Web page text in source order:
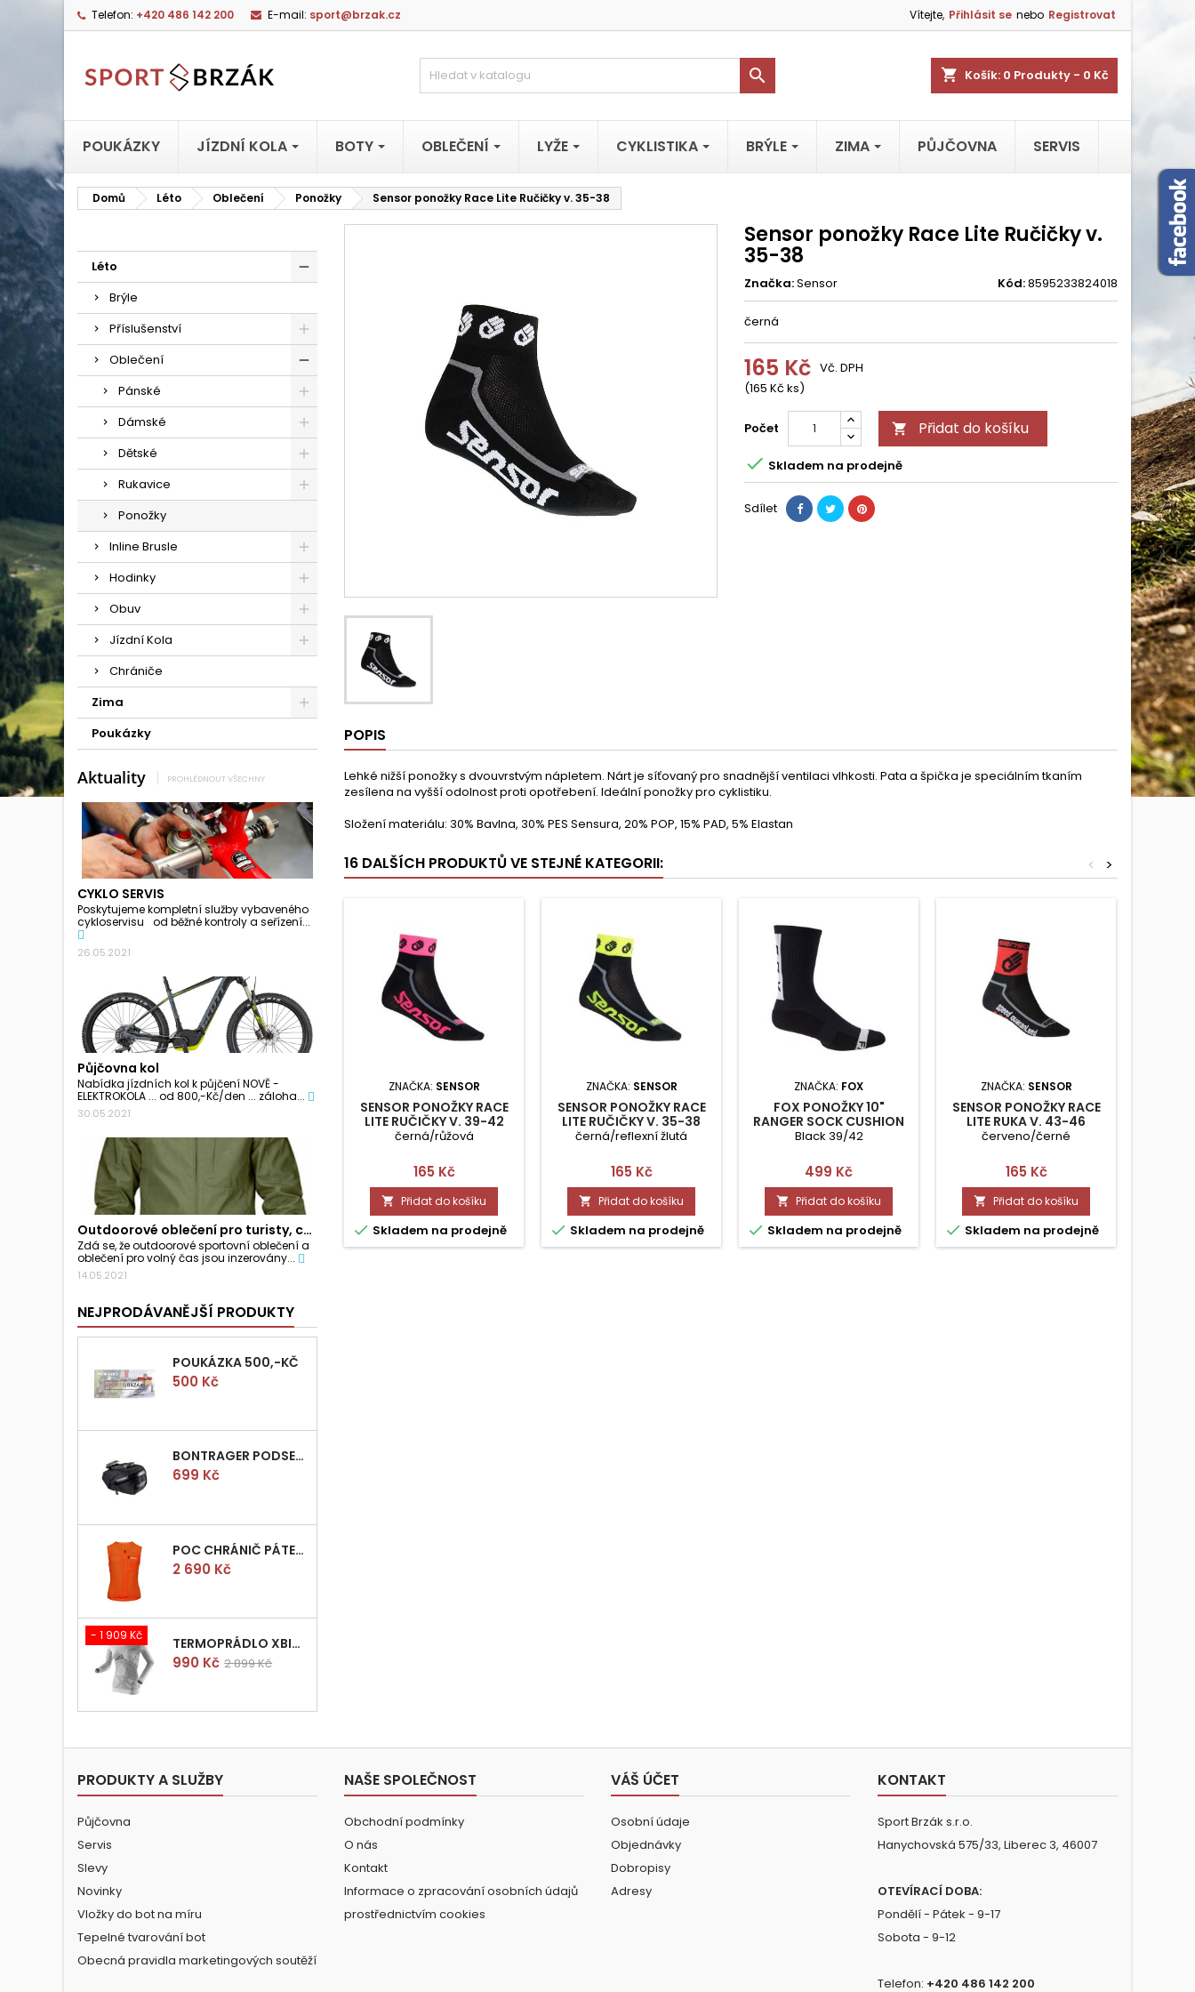
Telefon: +420 486 142 200 E-mail: sport@brzak.cz Vítejte, Přihlásit se nebo Registrovat
shopping_cart Košík: 0 Produkty - 0 Kč

POUKÁZKY JÍZDNÍ KOLA BOTY OBLEČENÍ LYŽE CYKLISTIKA BRÝLE ZIMA PŮJČOVNA SERVIS
Domů Léto Oblečení Ponožky Sensor ponožky Race Lite Ručičky v. 35-38
Léto
Brýle
Příslušenství
Oblečení
Pánské
Dámské
Dětské
Rukavice
Ponožky
Inline Brusle
Hodinky
Obuv
Jízdní Kola
Chrániče
Zima
Poukázky
Aktuality PROHLÉDNOUT VŠECHNY
CYKLO SERVIS
Poskytujeme kompletní služby vybaveného
cykloservisu od běžné kontroly a seřízení...
26.05.2021
Půjčovna kol
Nabídka jízdních kol k půjčení NOVĚ -
ELEKTROKOLA ... od 800,-Kč/den ... záloha...
30.05.2021
Outdoorové oblečení pro turisty, cyklisty a...
Zdá se, že outdoorové sportovní oblečení a
oblečení pro volný čas jsou inzerovány...
14.05.2021
NEJPRODÁVANĚJŠÍ PRODUKTY
POUKÁZKA 500,-KČ
Cena
500 Kč
BONTRAGER PODSEDLOVÁ BRAŠNIČKA PRO QUICK S
Cena
699 Kč
POC CHRÁNIČ PÁTEŘE POCITO VPD AIR VEST VEL.M
Cena
2 690 Kč
- 1 909 Kč TERMOPRÁDLO XBIONIC RADIACTOR WOMAN SHIRT LONGS L/XL
Cena
990 Kč Běžná
2 899 Kč
Sensor ponožky Race Lite Ručičky v.
35-38
Značka:Sensor Kód:8595233824018
černá
165 Kč
(165 Kč ks)
Vč. DPH
Počet  Přidat do košíku
 Skladem na prodejně
Sdílet
POPIS
Lehké nižší ponožky s dvouvrstvým nápletem. Nárt je síťovaný pro snadnější ventilaci vlhkosti. Pata a špička je speciálním tkaním
zesílena na vyšší odolnost proti opotřebení. Ideální ponožky pro cyklistiku.
Složení materiálu: 30% Bavlna, 30% PES Sensura, 20% POP, 15% PAD, 5% Elastan
16 DALŠÍCH PRODUKTŮ VE STEJNÉ KATEGORII: >
<
ZNAČKA: SENSOR
SENSOR PONOŽKY RACE
LITE RUČIČKY V. 39-42
černá/růžová
Cena
165 Kč
 Přidat do košíku
 Skladem na prodejně
ZNAČKA: SENSOR
SENSOR PONOŽKY RACE
LITE RUČIČKY V. 35-38
černá/reflexní žlutá
Cena
165 Kč
 Přidat do košíku
 Skladem na prodejně
ZNAČKA: FOX
FOX PONOŽKY 10"
RANGER SOCK CUSHION
S/M
Black 39/42
Cena
499 Kč
 Přidat do košíku
 Skladem na prodejně
ZNAČKA: SENSOR
SENSOR PONOŽKY RACE
LITE RUKA V. 43-46
červeno/černé
Cena
165 Kč
 Přidat do košíku
 Skladem na prodejně
PRODUKTY A SLUŽBY
Půjčovna
Servis
Slevy
Novinky
Vložky do bot na míru
Tepelné tvarování bot
Obecná pravidla marketingových soutěží
NAŠE SPOLEČNOST
Obchodní podmínky
O nás
Kontakt
Informace o zpracování osobních údajů
prostřednictvím cookies
VÁŠ ÚČET
Osobní údaje
Objednávky
Dobropisy
Adresy
KONTAKT
Sport Brzák s.r.o.
Hanychovská 575/33, Liberec 3, 46007
OTEVÍRACÍ DOBA:
Pondělí - Pátek - 9-17
Sobota - 9-12
Telefon: +420 486 142 200